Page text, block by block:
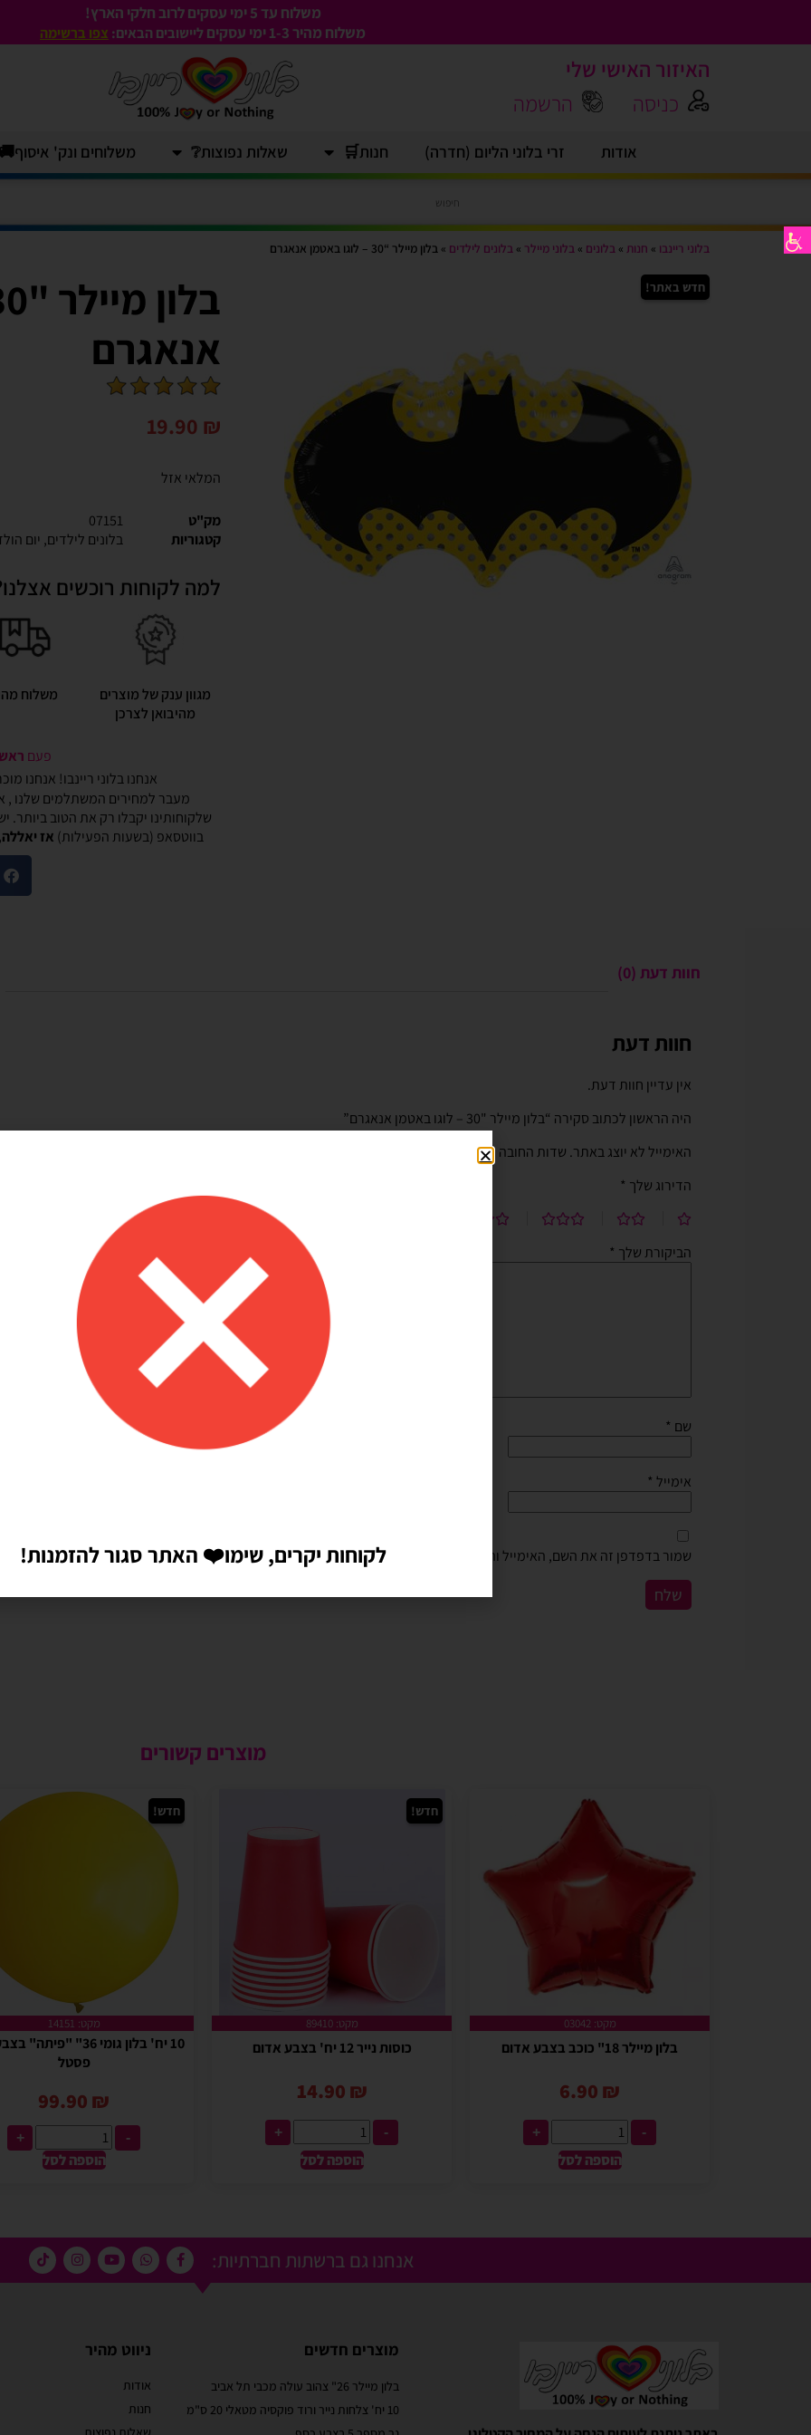
משלוח עד 5 ימי עסקים לרוב חלקי הארץ!
משלוח מהיר 1-3
ימי עסקים ליישובים הבאים: צפו ברשימה
האיזור האישי שלי
כניסה
הרשמה
אודות זרי בלוני הליום (חדרה) חנות🛒 שאלות נפוצות❔ משלוחים ונק' איסוף🚚
בלוני ריינבו » חנות » בלונים » בלוני מיילר » בלונים לילדים » בלון מיילר “30 – לוגו באטמן אנאגרם
חדש באתר!
אנאגרם
19.90 ₪
המלאי אזל
מק"ט
07151
קטגוריות
בלונים לילדים, יום
למה לקוחות רוכשים
מגוון ענק של מוצרים
מהיבואן לצרכן
משלוח
פעם
אנחנו בלוני ריינבו! אנחנו
מעבר למחירים המשתלמים שלנו ,
שלקוחותינו יקבלו רק את הטוב
בווטסאפ (בשעות הפעילות) אז
חוות דעת (0)
חוות דעת
אין עדיין חוות דעת.
היה הראשון לכתוב סקירה “בלון מיילר "30 – לוגו באטמן אנאגרם”
האימייל לא יוצג באתר. שדות החובה מסומנים
הדירוג שלך *
הביקורת שלך *
שם *
אימייל *
שמור בדפדפן זה את השם, האימייל והאתר שלי לפעם הבאה שאגיב.
בלוני ריינבאו הפכו להיות חלק קסום בבוקר
יומההולדת המשפחתי שלנו. מוצרים יפים, מבצעים
טובים ושירות נוח מהיר יעיל ואמין. אפשרות נוחה
לאמצעי תשלום באתר. האתר שלהם יפה זמין מפורט
בנעימות ובנכונות לעזור. יעילים בטירוף. ממליצה בחום
מוצרים קשורים
מקט: 03042
בלון מיילר 18" כוכב בצבע אדום
6.90 ₪
-
+
הוספה לסל
חדש!
מקט: 89410
כוסות נייר 12 יח' בצבע אדום
14.90 ₪
-
+
הוספה לסל
חדש!
מקט: 14151
10 יח' בלון גומי 36"
פסטל
99.90 ₪
-
+
הוספה לסל
אנחנו גם ברשתות חברתיות:
מוצרים חדשים
בלון מיילר 26" צהוב עולה מכבי תל אביב
10 יח' צלחות נייר ורוד פוקסיה מטאלי 20 ס"מ
ניווט מהיר
אודות
חנות
בלוני ריינבאו הפכו להיות חלק קסום בבוקר
שירות לקוחות מוצלח!
לקוחות יקרים, שימו❤️ האתר סגור להזמנות!